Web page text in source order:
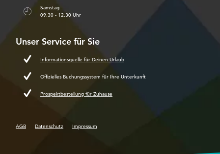
Samstag
09.30 - 12.30 Uhr
Unser Service für Sie
Informationsquelle für Deinen Urlaub
Offizielles Buchungssystem für Ihre Unterkunft
Prospektbestellung für Zuhause
AGB Datenschutz Impressum